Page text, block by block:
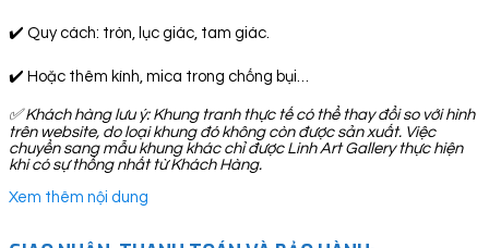
✔️ Quy cách: tròn, lục giác, tam giác.
✔️ Hoặc thêm kính, mica trong chống bụi…
✅Khách hàng lưu ý: Khung tranh thực tế có thể thay đổi so với hình
trên website, do loại khung đó không còn được sản xuất. Việc
chuyển sang mẫu khung khác chỉ được Linh Art Gallery thực hiện
khi có sự thống nhất từ Khách Hàng.
Xem thêm nội dung